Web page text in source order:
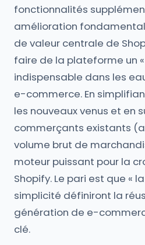
fonctionnalités
amélioration
de valeur centrale de
faire de la plateforme un
indispensable dans les
e-commerce. En
les nouveaux venus et en
commerçants existants
volume brut de
moteur puissant pour la
Shopify. Le pari est que «
simplicité définiront la
génération de e-
clé.